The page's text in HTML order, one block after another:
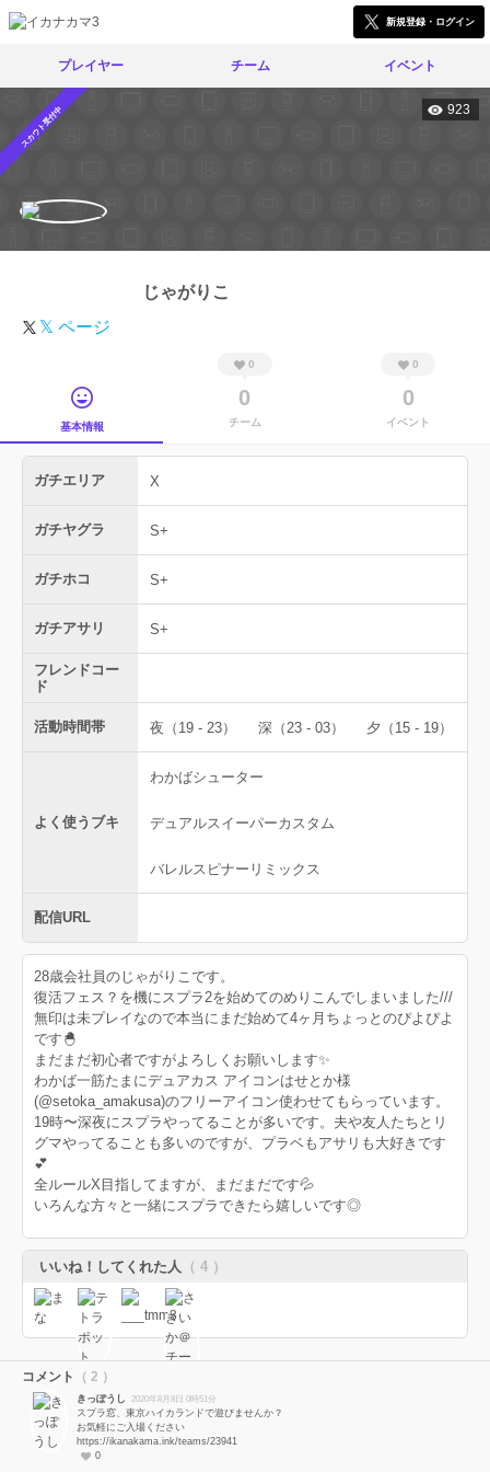
新規登録・ログイン
プレイヤー チーム イベント
スカウト受付中 923
じゃがりこ
𝕏 ページ
基本情報
0
0
チーム
0
0
イベント
ガチエリア X
ガチヤグラ S+
ガチホコ S+
ガチアサリ S+
フレンドコー
ド
活動時間帯 夜（19 - 23） 深（23 - 03） 夕（15 - 19）
よく使うブキ
わかばシューター
デュアルスイーパーカスタム
バレルスピナーリミックス
配信URL
28歳会社員のじゃがりこです。
復活フェス？を機にスプラ2を始めてのめりこんでしまいました///
無印は未プレイなので本当にまだ始めて4ヶ月ちょっとのぴよぴよ
です🐣
まだまだ初心者ですがよろしくお願いします✨
わかば一筋たまにデュアカス アイコンはせとか様
(@setoka_amakusa)のフリーアイコン使わせてもらっています。
19時〜深夜にスプラやってることが多いです。夫や友人たちとリ
グマやってることも多いのですが、プラベもアサリも大好きです
💕
全ルールX目指してますが、まだまだです💦
いろんな方々と一緒にスプラできたら嬉しいです◎
いいね！してくれた人 （ 4 ）
コメント （ 2 ）
きっぽうし 2020年8月8日 0時51分
スプラ窓、東京ハイカランドで遊びませんか？
お気軽にご入場ください
https://ikanakama.ink/teams/23941
0